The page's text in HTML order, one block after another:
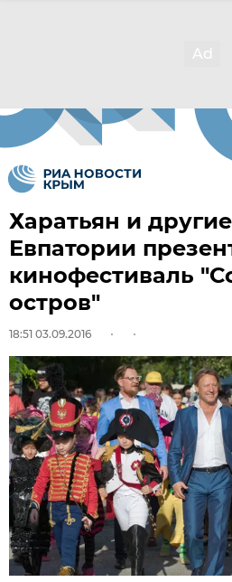
Харатьян и
Евпатории
кинофестиваль
остров"
18:51 03.09.2016